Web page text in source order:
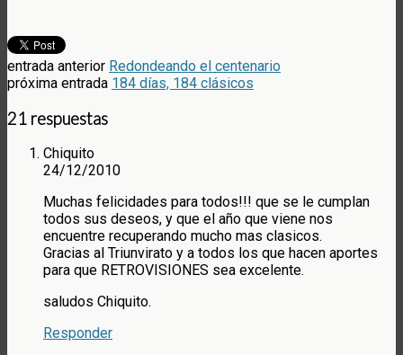
entrada anterior Redondeando el centenario
próxima entrada 184 días, 184 clásicos
21 respuestas
Chiquito
24/12/2010
Muchas felicidades para todos!!! que se le cumplan
todos sus deseos, y que el año que viene nos
encuentre recuperando mucho mas clasicos.
Gracias al Triunvirato y a todos los que hacen aportes
para que RETROVISIONES sea excelente.
saludos Chiquito.
Responder